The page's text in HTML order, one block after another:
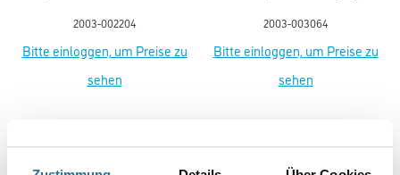
2003-002204
Bitte einloggen, um Preise zu
sehen
2003-003064
Bitte einloggen, um Preise zu
sehen